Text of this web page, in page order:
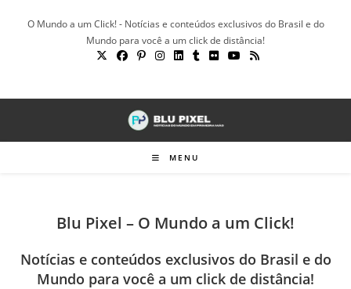
O Mundo a um Click! - Notícias e conteúdos exclusivos do Brasil e do
Mundo para você a um click de distância!
MENU
Blu Pixel – O Mundo a um Click!
Notícias e conteúdos exclusivos do Brasil e do
Mundo para você a um click de distância!